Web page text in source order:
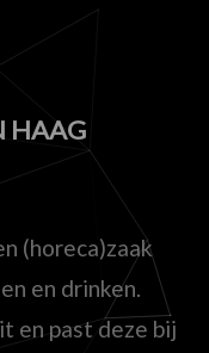
HAAG
(horeca)zaak
en drinken.
en past deze bij